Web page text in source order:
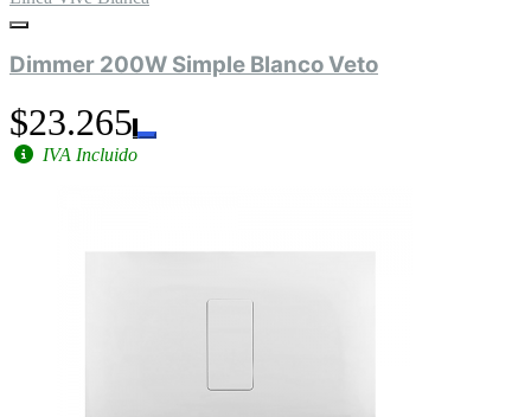
Dimmer 200W Simple Blanco Veto
$23.265
IVA Incluido